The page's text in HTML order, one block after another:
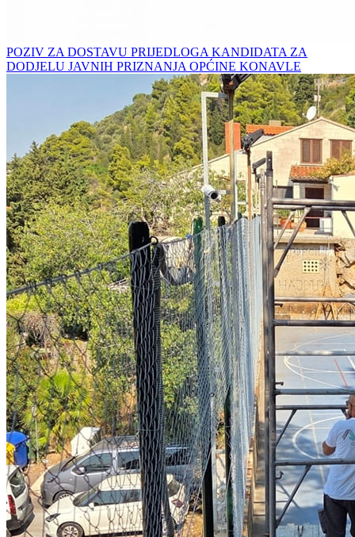
POZIV ZA DOSTAVU PRIJEDLOGA KANDIDATA ZA
DODJELU JAVNIH PRIZNANJA OPĆINE KONAVLE